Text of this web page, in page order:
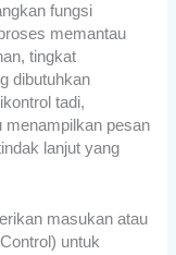
fungsi
memantau
tingkat
dibutuhkan
tadi,
menampilkan pesan
lanjut yang
masukan atau
untuk